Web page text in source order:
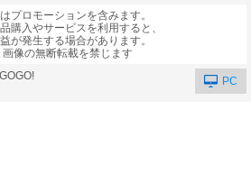
プロモーションを含みます。
購入やサービスを利用すると、
が発生する場合があります。
像の無断転載を禁じます
PC